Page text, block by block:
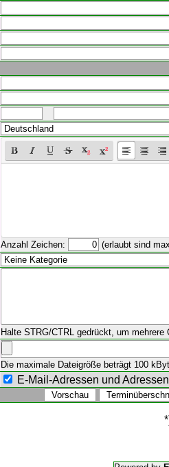
Anzahl Zeichen: (erlaubt sind
Halte STRG/CTRL gedrückt, um mehrere
Die maximale Dateigröße beträgt 100
E-Mail-Adressen und